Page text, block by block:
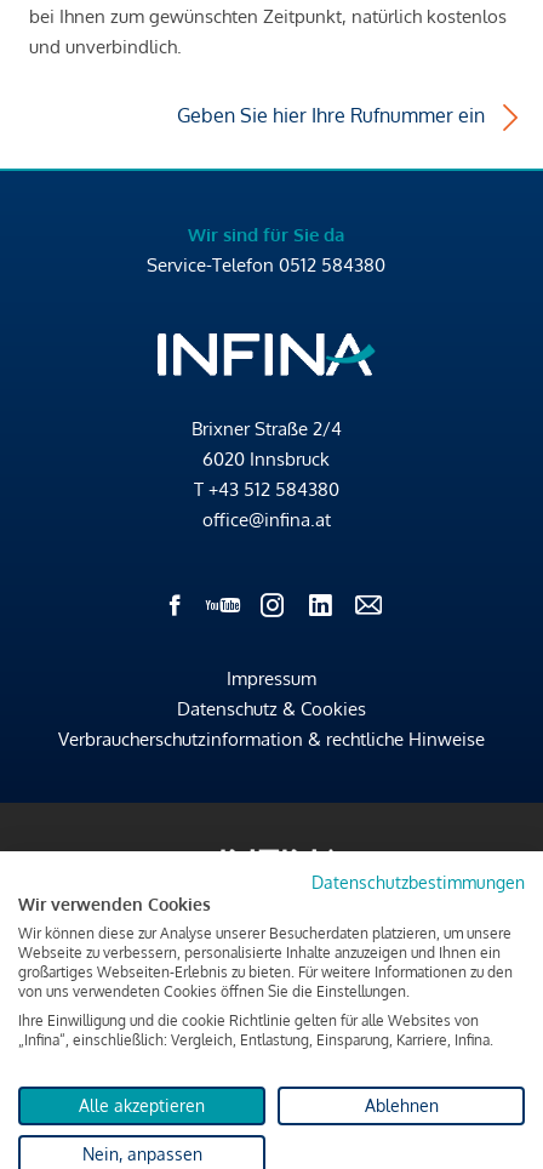
bei Ihnen zum gewünschten Zeitpunkt, natürlich kostenlos
und unverbindlich.
Geben Sie hier Ihre Rufnummer ein
Wir sind für Sie da
Service-Telefon 0512 584380
Brixner Straße 2/4
6020 Innsbruck
T +43 512 584380
office@infina.at
Impressum
Datenschutz & Cookies
Verbraucherschutzinformation & rechtliche Hinweise
Datenschutzbestimmungen
Wir verwenden Cookies
Wir können diese zur Analyse unserer Besucherdaten platzieren, um unsere
Webseite zu verbessern, personalisierte Inhalte anzuzeigen und Ihnen ein
großartiges Webseiten-Erlebnis zu bieten. Für weitere Informationen zu den
von uns verwendeten Cookies öffnen Sie die Einstellungen.
Ihre Einwilligung und die cookie Richtlinie gelten für alle Websites von
„Infina“, einschließlich: Vergleich, Entlastung, Einsparung, Karriere, Infina.
Alle akzeptieren Ablehnen
Nein, anpassen